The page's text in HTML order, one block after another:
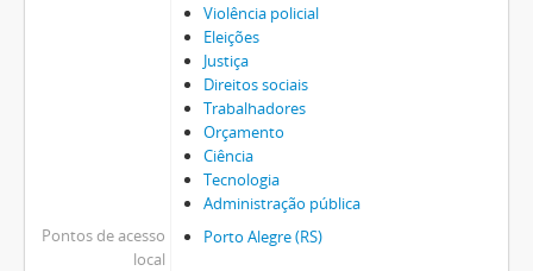
Violência policial
Eleições
Justiça
Direitos sociais
Trabalhadores
Orçamento
Ciência
Tecnologia
Administração pública
Pontos de acesso
local
Porto Alegre (RS)